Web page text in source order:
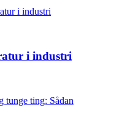
i industri